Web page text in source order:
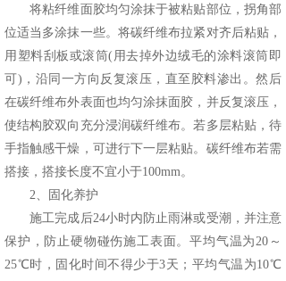
将粘纤维面胶均匀涂抹于被粘贴部位，拐角部
位适当多涂抹一些。将碳纤维布拉紧对齐后粘贴，
用塑料刮板或滚筒(用去掉外边绒毛的涂料滚筒即
可)，沿同一方向反复滚压，直至胶料渗出。然后
在碳纤维布外表面也均匀涂抹面胶，并反复滚压，
使结构胶双向充分浸润碳纤维布。若多层粘贴，待
手指触感干燥，可进行下一层粘贴。碳纤维布若需
搭接，搭接长度不宜小于100mm。
2、固化养护
施工完成后24小时内防止雨淋或受潮，并注意
保护，防止硬物碰伤施工表面。平均气温为20～
25℃时，固化时间不得少于3天；平均气温为10℃